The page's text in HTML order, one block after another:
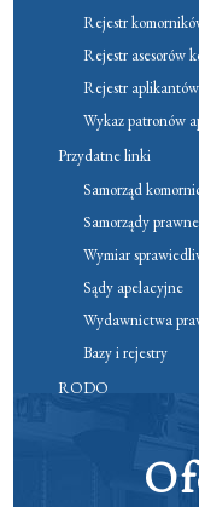
Rejestr
Rejestr asesorów
Rejestr
Wykaz patronów
Przydatne linki
Samorząd
Samorządy prawne
Wymiar
Sądy apelacyjne
Wydawnictwa
Bazy i rejestry
RODO